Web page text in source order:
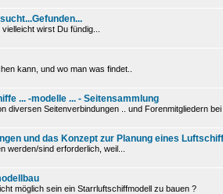
wirst Du fündig...
kann, und wo man was findet..
... -modelle ... - Seitensammlung
diversen Seitenverbindungen .. und Forenmitgliedern
und das Konzept zur Planung eines
werden/sind erforderlich, weil...
möglich sein ein Starrluftschiffmodell zu bauen ?